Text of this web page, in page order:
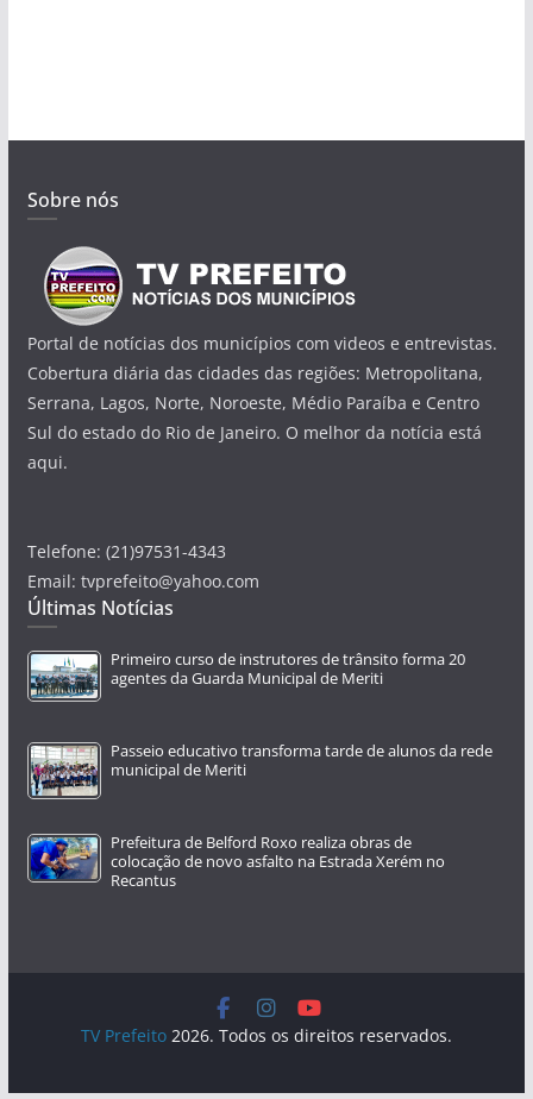
Sobre nós
Portal de notícias dos municípios com videos e entrevistas.
Cobertura diária das cidades das regiões: Metropolitana,
Serrana, Lagos, Norte, Noroeste, Médio Paraíba e Centro
Sul do estado do Rio de Janeiro. O melhor da notícia está
aqui.
Telefone: (21)97531-4343
Email: tvprefeito@yahoo.com
Últimas Notícias
Primeiro curso de instrutores de trânsito forma 20
agentes da Guarda Municipal de Meriti
Passeio educativo transforma tarde de alunos da rede
municipal de Meriti
Prefeitura de Belford Roxo realiza obras de
colocação de novo asfalto na Estrada Xerém no
Recantus
TV Prefeito2026. Todos os direitos reservados.